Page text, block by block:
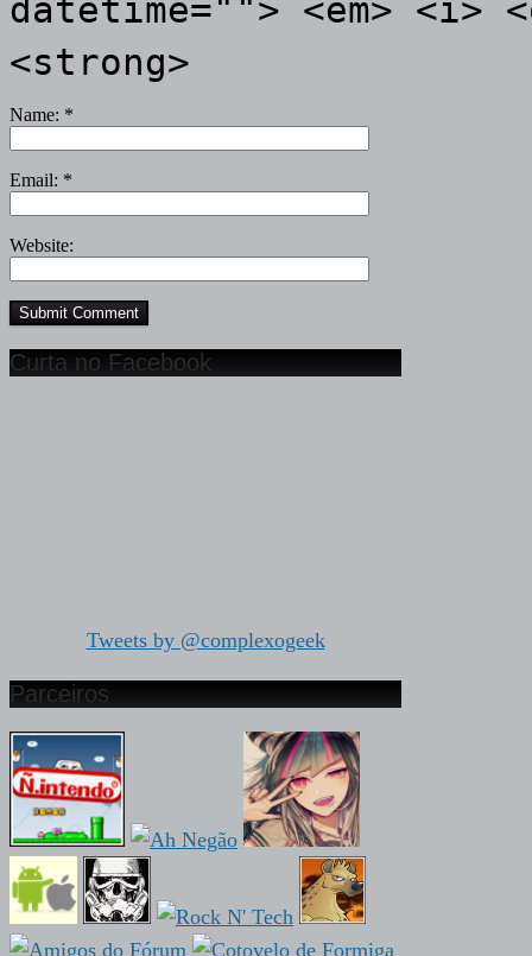
datetime=""> <em> <i>
<strong>
Name: *
Email: *
Website:
Curta no Facebook
Tweets by @complexogeek
Parceiros